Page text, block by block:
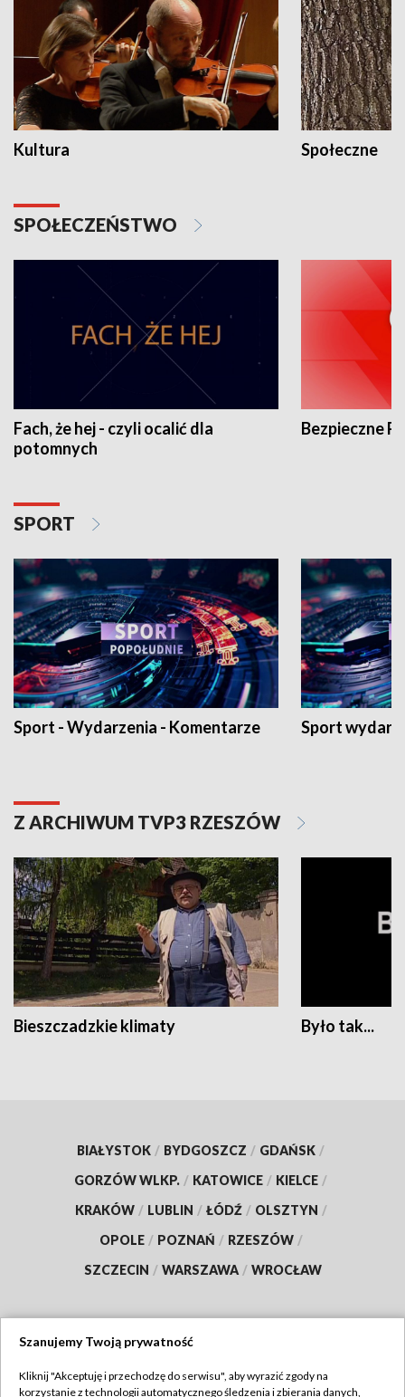
Kultura Społeczne
SPOŁECZEŃSTWO
Fach, że hej - czyli ocalić dla
potomnych
Bezpieczne
SPORT
Sport - Wydarzenia - Komentarze Sport
Z ARCHIWUM TVP3 RZESZÓW
Bieszczadzkie klimaty Było tak...
BIAŁYSTOK / BYDGOSZCZ / GDAŃSK /
GORZÓW WLKP. / KATOWICE / KIELCE /
KRAKÓW / LUBLIN / ŁÓDŹ / OLSZTYN /
OPOLE / POZNAŃ / RZESZÓW /
SZCZECIN / WARSZAWA / WROCŁAW
Szanujemy Twoją prywatność
Kliknij "Akceptuję i przechodzę do serwisu", aby wyrazić zgody na
korzystanie z technologii automatycznego śledzenia i zbierania danych,